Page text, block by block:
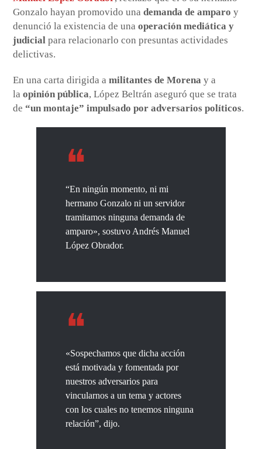
Gonzalo hayan promovido unademanda de amparo y
denunció la existencia de unaoperación mediática y
judicial para relacionarlo con presuntas actividades
delictivas.
En una carta dirigida amilitantes de Morena y a
laopinión pública, López Beltrán aseguró que se trata
de “un montaje” impulsado por adversarios políticos.
“En ningún momento, ni mi
hermano Gonzalo ni un servidor
tramitamos ninguna demanda de
amparo», sostuvo Andrés Manuel
López Obrador.
«Sospechamos que dicha acción
está motivada y fomentada por
nuestros adversarios para
vincularnos a un tema y actores
con los cuales no tenemos ninguna
relación”, dijo.